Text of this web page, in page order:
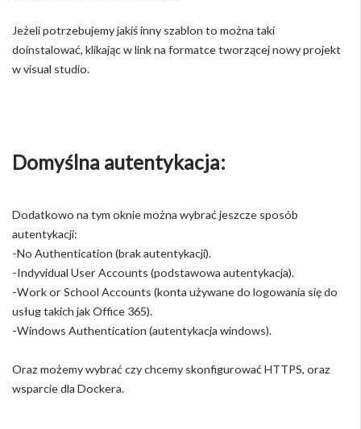
Jeżeli potrzebujemy jakiś inny szablon to można taki
doinstalować, klikając w link na formatce tworzącej nowy projekt
w visual studio.
Domyślna autentykacja:
Dodatkowo na tym oknie można wybrać jeszcze sposób
autentykacji:
-No Authentication (brak autentykacji).
-Indyvidual User Accounts (podstawowa autentykacja).
-Work or School Accounts (konta używane do logowania się do
usług takich jak Office 365).
-Windows Authentication (autentykacja windows).
Oraz możemy wybrać czy chcemy skonfigurować HTTPS, oraz
wsparcie dla Dockera.